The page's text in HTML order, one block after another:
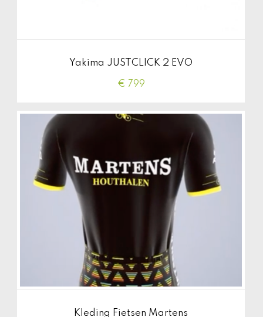
Yakima JUSTCLICK 2 EVO
€ 799
Kleding Fietsen Martens